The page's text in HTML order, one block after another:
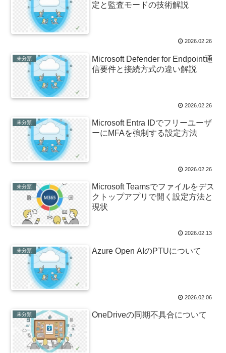
定と監査モードの技術解説
2026.02.26
未分類
Microsoft Defender for Endpoint通
信要件と接続方式の違い解説
2026.02.26
未分類
Microsoft Entra IDでフリーユーザ
ーにMFAを強制する設定方法
2026.02.26
未分類
Microsoft Teamsでファイルをデス
クトップアプリで開く設定方法と
現状
2026.02.13
未分類 Azure Open AIのPTUについて
2026.02.06
未分類 OneDriveの同期不具合について